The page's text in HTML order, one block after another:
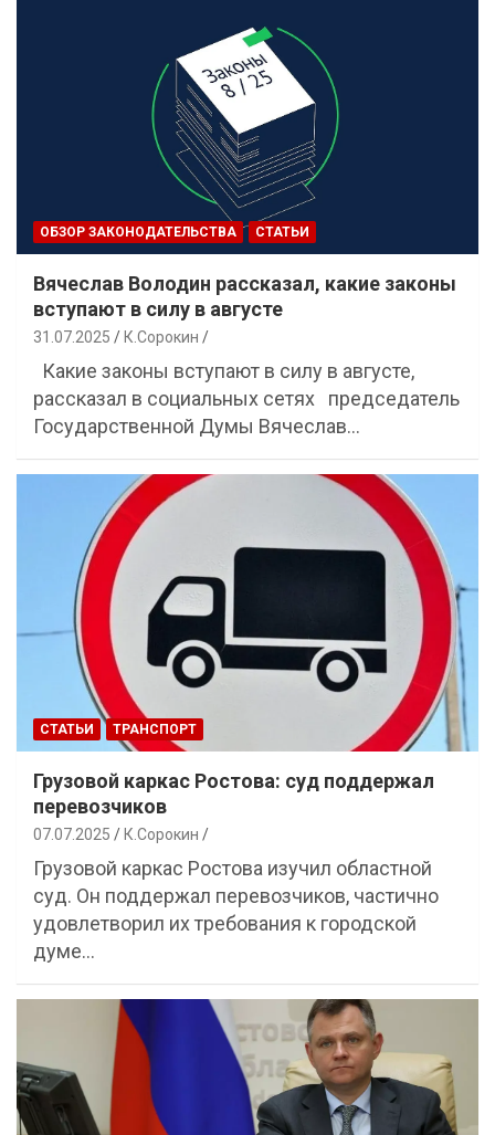
ОБЗОР ЗАКОНОДАТЕЛЬСТВА СТАТЬИ
Вячеслав Володин рассказал, какие законы
вступают в силу в августе
31.07.2025 К.Сорокин
Какие законы вступают в силу в августе,
рассказал в социальных сетях председатель
Государственной Думы Вячеслав…
СТАТЬИ ТРАНСПОРТ
Грузовой каркас Ростова: суд поддержал
перевозчиков
07.07.2025 К.Сорокин
Грузовой каркас Ростова изучил областной
суд. Он поддержал перевозчиков, частично
удовлетворил их требования к городской
думе…